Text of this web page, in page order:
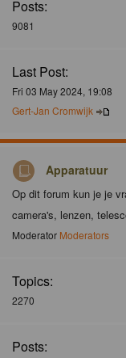
Posts:
9081
Last Post:
Fri 03 May 2024, 19:08
Gert-Jan Cromwijk
Apparatuur
Op dit forum kun je je
camera's, lenzen,
Moderator Moderators
Topics:
2270
Posts: